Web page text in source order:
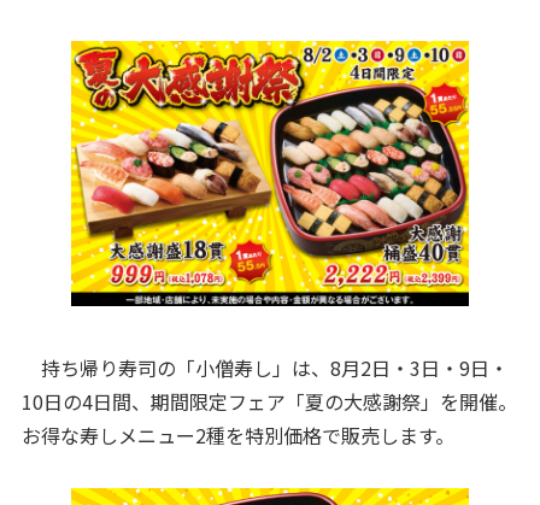
持ち帰り寿司の「小僧寿し」は、8月2日・3日・9日・
10日の4日間、期間限定フェア「夏の大感謝祭」を開催。
お得な寿しメニュー2種を特別価格で販売します。